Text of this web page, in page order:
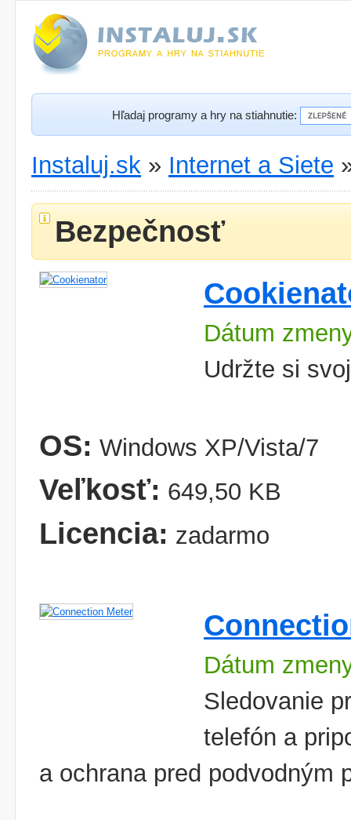
Hľadaj programy a hry na stiahnutie:
Instaluj.sk » Internet a Siete
Bezpečnosť
Dátum
Udržte si
OS: Windows XP/Vista/7
Veľkosť: 649,50 KB
Licencia: zadarmo
Dátum
Sledovanie
telefón a
a ochrana pred podvodným